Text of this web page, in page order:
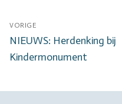
Bericht
navigatie
VORIGE
Vorig
bericht:
NIEUWS: Herdenking bij
Kindermonument